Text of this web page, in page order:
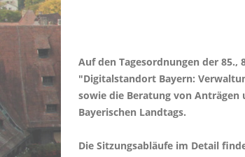
Auf den Tagesordnungen der 85.,
"Digitalstandort Bayern:
sowie die Beratung von
Bayerischen Landtags.
Die Sitzungsabläufe im Detail